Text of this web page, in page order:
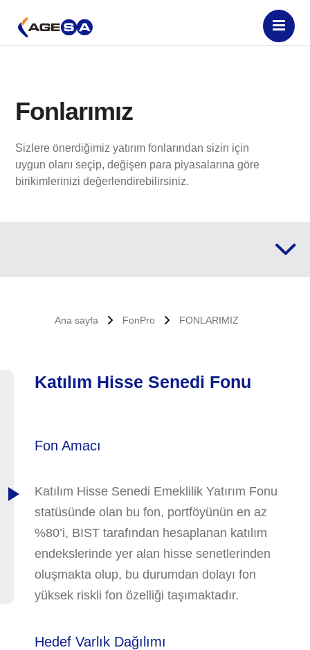
Fonlarımız
Sizlere önerdiğimiz yatırım fonlarından sizin için
uygun olanı seçip, değişen para piyasalarına göre
birikimlerinizi değerlendirebilirsiniz.
Ana sayfa FonPro FONLARIMIZ
Katılım Hisse Senedi Fonu
Fon Amacı
Katılım Hisse Senedi Emeklilik Yatırım Fonu
statüsünde olan bu fon, portföyünün en az
%80’i, BIST tarafından hesaplanan katılım
endekslerinde yer alan hisse senetlerinden
oluşmakta olup, bu durumdan dolayı fon
yüksek riskli fon özelliği taşımaktadır.
Hedef Varlık Dağılımı